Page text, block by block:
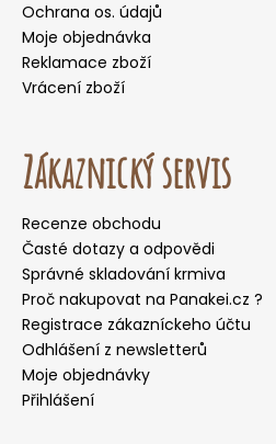
Ochrana os. údajů
Moje objednávka
Reklamace zboží
Vrácení zboží
Zákaznický servis
Recenze obchodu
Časté dotazy a odpovědi
Správné skladování krmiva
Proč nakupovat na Panakei.cz ?
Registrace zákazníckeho účtu
Odhlášení z newsletterů
Moje objednávky
Přihlášení